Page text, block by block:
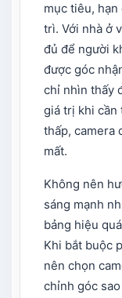
mục tiêu,
trì. Với nhà ở
đủ để người
được góc
chỉ nhìn thấy
giá trị khi cần
thấp, camera
mất.
Không nên
sáng mạnh
bảng hiệu
Khi bắt buộc
nên chọn
chỉnh góc